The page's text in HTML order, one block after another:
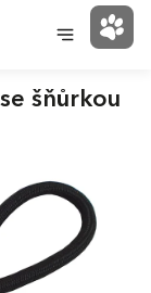
šňůrkou